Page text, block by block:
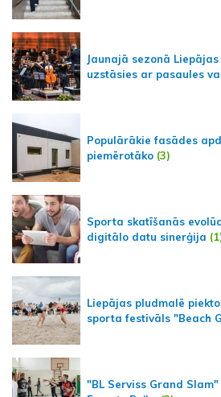
Jaunajā sezonā
uzstāsies ar pasaules
Populārākie fasādes
piemērotāko (3)
Sporta skatīšanās
digitālo datu sinerģija
Liepājas pludmalē
sporta festivāls "Beach
"BL Serviss Grand